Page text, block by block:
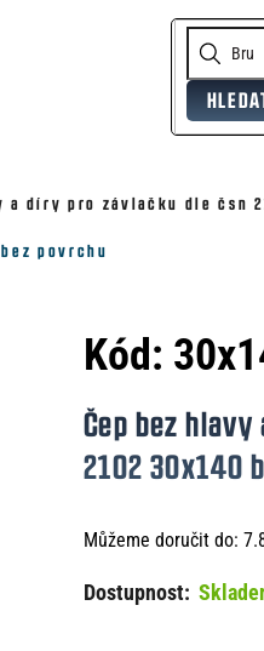
a díry pro závlačku dle čsn
povrchu
Kód:
Čep bez
2102 30x140
Můžeme doručit do: